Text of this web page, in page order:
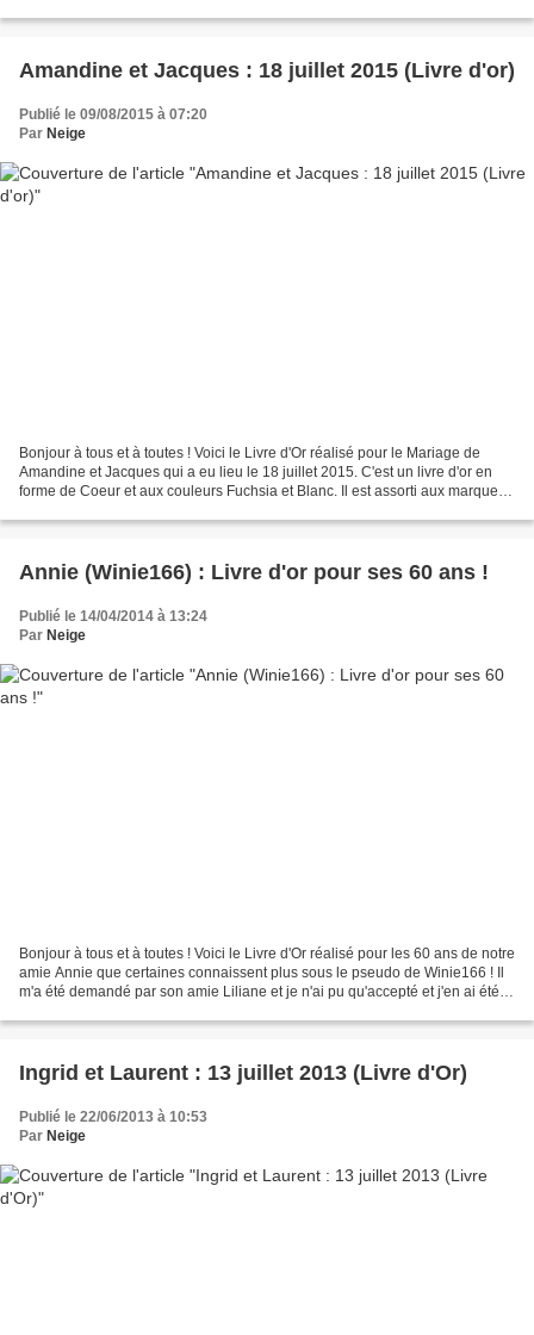
Amandine et Jacques : 18 juillet 2015 (Livre d'or)
Publié le 09/08/2015 à 07:20
Par Neige
Bonjour à tous et à toutes ! Voici le Livre d'Or réalisé pour le Mariage de
Amandine et Jacques qui a eu lieu le 18 juillet 2015. C'est un livre d'or en
forme de Coeur et aux couleurs Fuchsia et Blanc. Il est assorti aux marque-
Annie (Winie166) : Livre d'or pour ses 60 ans !
Publié le 14/04/2014 à 13:24
Par Neige
Bonjour à tous et à toutes ! Voici le Livre d'Or réalisé pour les 60 ans de notre
amie Annie que certaines connaissent plus sous le pseudo de Winie166 ! Il
m'a été demandé par son amie Liliane et je n'ai pu qu'accepté et j'en ai été
Ingrid et Laurent : 13 juillet 2013 (Livre d'Or)
Publié le 22/06/2013 à 10:53
Par Neige